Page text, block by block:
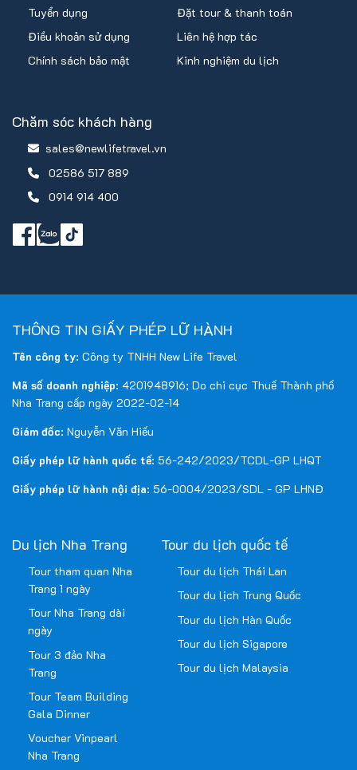
Tuyển dụng
Điều khoản sử dụng
Chính sách bảo mật
Đặt tour & thanh toán
Liên hệ hợp tác
Kinh nghiệm du lịch
Chăm sóc khách hàng
sales@newlifetravel.vn
02586 517 889
0914 914 400
THÔNG TIN GIẤY PHÉP LỮ HÀNH
Tên công ty: Công ty TNHH New Life Travel
Mã số doanh nghiệp: 4201948916; Do chi cục Thuế Thành phố
Nha Trang cấp ngày 2022-02-14
Giám đốc: Nguyễn Văn Hiếu
Giấy phép lữ hành quốc tế: 56-242/2023/TCDL-GP LHQT
Giấy phép lữ hành nội địa: 56-0004/2023/SDL - GP LHNĐ
Du lịch Nha Trang
Tour tham quan Nha
Trang 1 ngày
Tour Nha Trang dài
ngày
Tour 3 đảo Nha
Trang
Tour Team Building
Gala Dinner
Voucher Vinpearl
Nha Trang
Tour du lịch quốc tế
Tour du lịch Thái Lan
Tour du lịch Trung Quốc
Tour du lịch Hàn Quốc
Tour du lịch Sigapore
Tour du lịch Malaysia